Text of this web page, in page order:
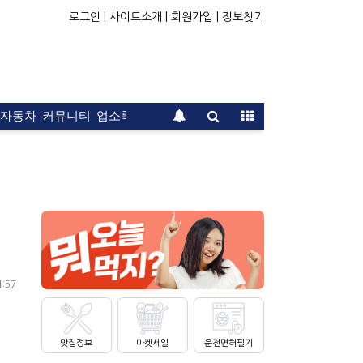
로그인 | 사이트소개 | 회원가입 | 정보찾기
자동차 커뮤니티 업소록 운전면허 문의 광고
맛집정보 마켓세일 운전면허필기